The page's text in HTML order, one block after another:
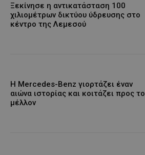
Ξεκίνησε η αντικατάσταση 100
χιλιομέτρων δικτύου ύδρευσης στο
κέντρο της Λεμεσού
Η Mercedes-Benz γιορτάζει έναν
αιώνα ιστορίας και κοιτάζει προς το
μέλλον